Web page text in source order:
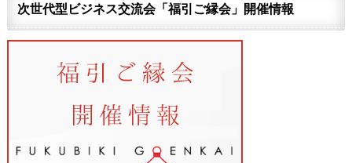
次世代型ビジネス交流会「福引ご縁会」開催情報